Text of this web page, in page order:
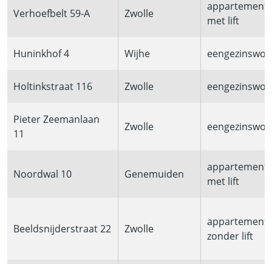
Verhoefbelt 59-A Zwolle
appartement
met lift
Huninkhof 4 Wijhe
Holtinkstraat 116 Zwolle
Pieter Zeemanlaan
11
Zwolle
Noordwal 10 Genemuiden
appartement
met lift
Beeldsnijderstraat 22 Zwolle
appartement
zonder lift